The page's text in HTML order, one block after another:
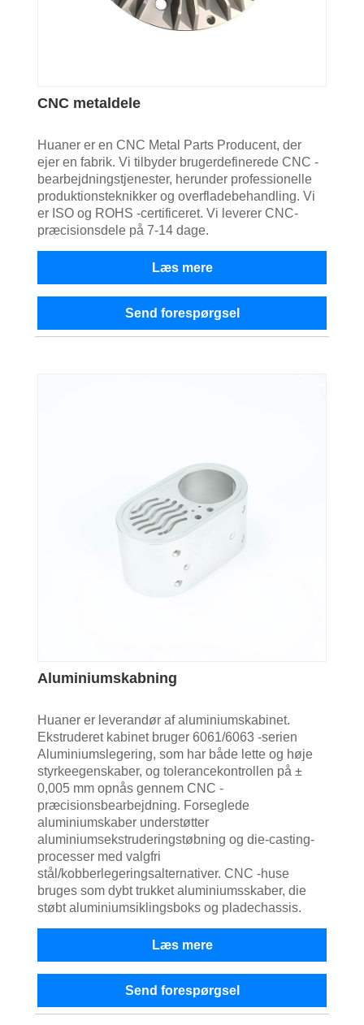
CNC metaldele
Huaner er en CNC Metal Parts Producent, der
ejer en fabrik. Vi tilbyder brugerdefinerede CNC -
bearbejdningstjenester, herunder professionelle
produktionsteknikker og overfladebehandling. Vi
er ISO og ROHS -certificeret. Vi leverer CNC-
præcisionsdele på 7-14 dage.
Læs mere
Send forespørgsel
Aluminiumskabning
Huaner er leverandør af aluminiumskabinet.
Ekstruderet kabinet bruger 6061/6063 -serien
Aluminiumslegering, som har både lette og høje
styrkeegenskaber, og tolerancekontrollen på ±
0,005 mm opnås gennem CNC -
præcisionsbearbejdning. Forseglede
aluminiumskaber understøtter
aluminiumsekstruderingstøbning og die-casting-
processer med valgfri
stål/kobberlegeringsalternativer. CNC -huse
bruges som dybt trukket aluminiumsskaber, die
støbt aluminiumsiklingsboks og pladechassis.
Læs mere
Send forespørgsel